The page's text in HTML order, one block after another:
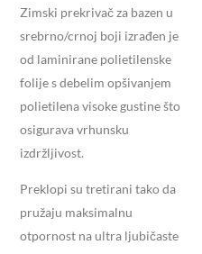
Zimski prekrivač za bazen u
srebrno/crnoj boji izrađen je
od laminirane polietilenske
folije s debelim opšivanjem
polietilena visoke gustine što
osigurava vrhunsku
izdržljivost.
Preklopi su tretirani tako da
pružaju maksimalnu
otpornost na ultra ljubičaste